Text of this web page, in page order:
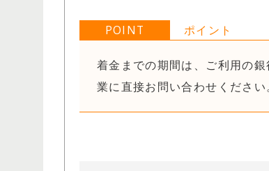
POINT ポイント
着金までの期間は、ご利用の
業に直接お問い合わせください